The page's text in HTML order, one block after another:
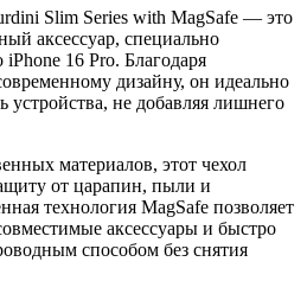
Slim Series with MagSafe — это
аксессуар, специально
16 Pro. Благодаря
дизайну, он идеально
устройства, не добавляя лишнего
материалов, этот чехол
от царапин, пыли и
технология MagSafe позволяет
аксессуары и быстро
способом без снятия